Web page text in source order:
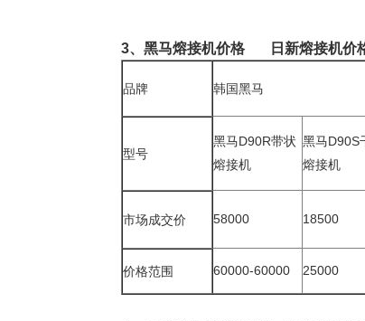
3、黑马熔接机价格 日新熔接机价
品牌 韩国黑马
型号
黑马D90R带状
熔接机
黑马D90S
熔接机
市场成交价 58000 18500
价格范围 60000-60000 25000